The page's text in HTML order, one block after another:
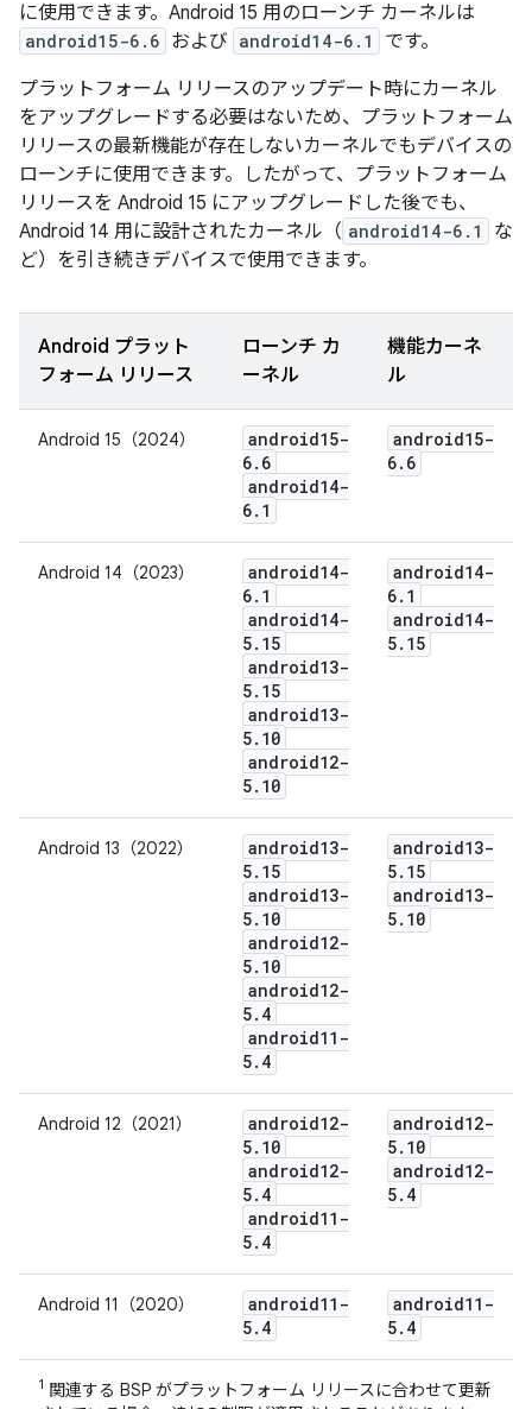
に使用できます。Android 15 用のローンチ カーネルは
android15-6.6 および android14-6.1
です。
プラットフォーム リリースのアップデート時にカーネル
をアップグレードする必要はないため、プラットフォーム
リリースの最新機能が存在しないカーネルでもデバイスの
ローンチに使用できます。したがって、プラットフォーム
リリースを Android 15 にアップグレードした後でも、
Android 14 用に設計されたカーネル（ android14-6.1
な
ど）を引き続きデバイスで使用できます。
Android プラット
フォーム リリース
ローンチ カ
ーネル
機能カーネ
ル
Android 15（2024）
android15-
6. 6
android14-
6. 1
android15-
6. 6
Android 14（2023）
android14-
6. 1
android14-
5. 15
android13-
5. 15
android13-
5. 10
android12-
5. 10
android14-
6. 1
android14-
5. 15
Android 13（2022）
android13-
5. 15
android13-
5. 10
android12-
5. 10
android12-
5. 4
android11-
5. 4
android13-
5. 15
android13-
5. 10
Android 12（2021）
android12-
5. 10
android12-
5. 4
android11-
5. 4
android12-
5. 10
android12-
5. 4
Android 11（2020）
android11-
5. 4
android11-
5. 4
1 関連する BSP がプラットフォーム リリースに合わせて更新